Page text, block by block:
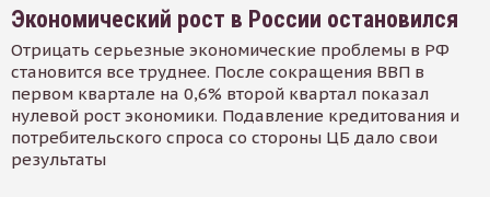
Экономический рост в России остановился
Отрицать серьезные экономические проблемы в РФ
становится все труднее. После сокращения ВВП в
первом квартале на 0,6% второй квартал показал
нулевой рост экономики. Подавление кредитования и
потребительского спроса со стороны ЦБ дало свои
результаты